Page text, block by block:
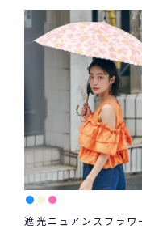
遮光ニュアンスフラワ